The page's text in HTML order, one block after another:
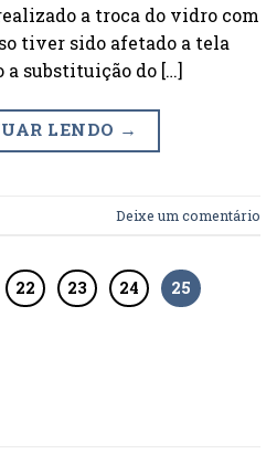
a troca do vidro com
tiver sido afetado a tela
a substituição do […]
LENDO →
Deixe um comentário
22 23 24 25